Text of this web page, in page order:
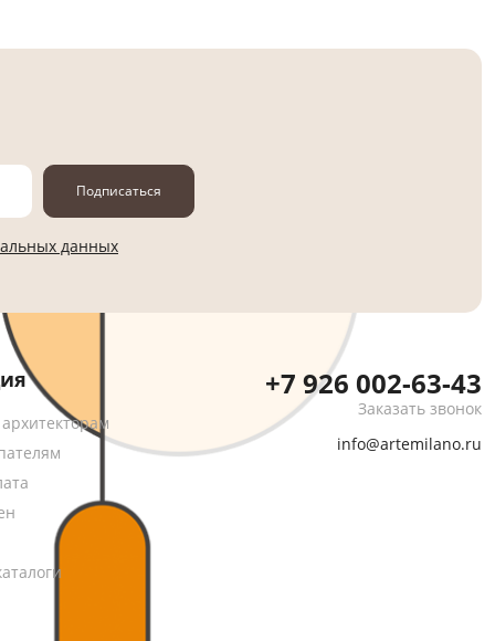
Подписаться
данных
+7 926 002-63-43
Заказать звонок
info@artemilano.ru